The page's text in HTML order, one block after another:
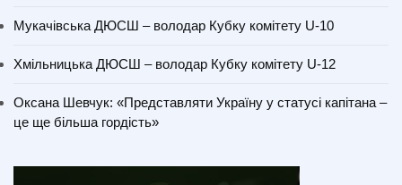
Мукачівська ДЮСШ – володар Кубку комітету U-10
Хмільницька ДЮСШ – володар Кубку комітету U-12
Оксана Шевчук: «Представляти Україну у статусі капітана –
це ще більша гордість»